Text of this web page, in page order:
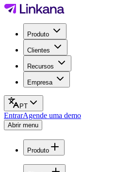
Produto
Clientes
Recursos
Empresa
PT
EntrarAgende uma demo
Abrir menu
Produto